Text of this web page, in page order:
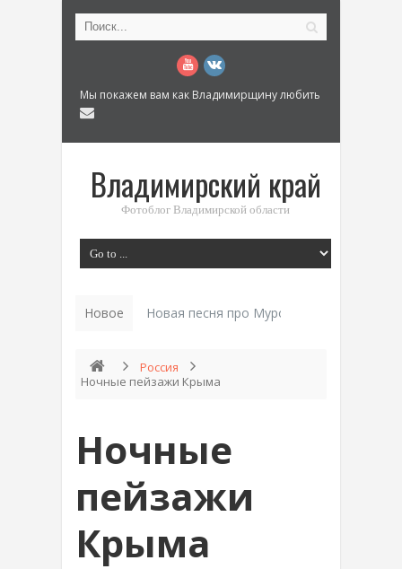
Мы покажем вам как Владимирщину любить
Владимирский край
Фотоблог Владимирской области
Новое Новая песня про Муром: «Былинный
Россия
Ночные пейзажи Крыма
Ночные
пейзажи
Крыма